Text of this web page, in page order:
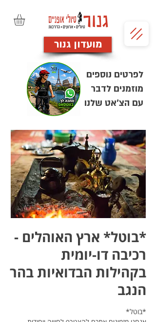
מועדון גנור
לפרטים נוספים
מוזמנים לדבר
עם הצ'אט שלנו
*בוטל* ארץ האוהלים -
רכיבה דו-יומית
בקהילות הבדואיות בהר
הנגב